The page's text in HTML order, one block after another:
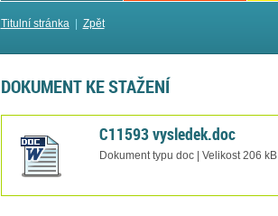
Titulní stránka| Zpět
DOKUMENT KE STAŽENÍ
C11593 vysledek.doc
Dokument typu doc | Velikost 206 kB